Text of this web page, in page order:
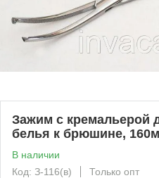
Зажим с кремальерой
белья к брюшине,
В наличии
Код: З-116(в)
Только опт